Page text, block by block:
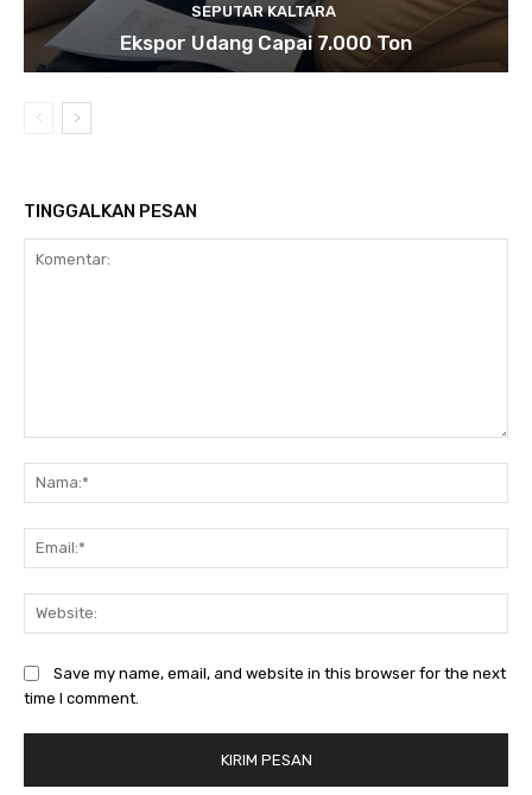
SEPUTAR KALTARA
Ekspor Udang Capai 7.000 Ton
TINGGALKAN PESAN
Save my name, email, and website in this browser for the next
time I comment.